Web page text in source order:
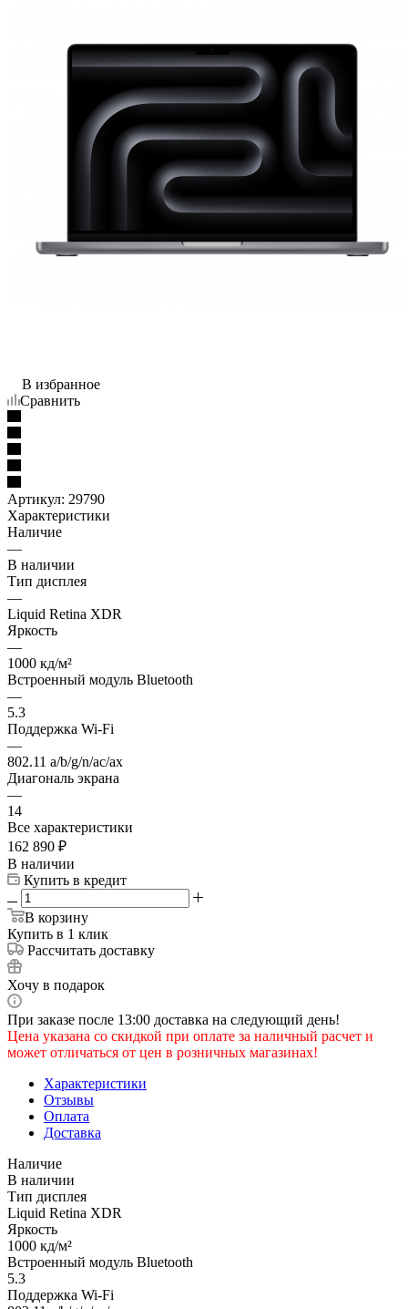
В избранное
Сравнить
Артикул: 29790
Характеристики
Наличие
—
В наличии
Тип дисплея
—
Liquid Retina XDR
Яркость
—
1000 кд/м²
Встроенный модуль Bluetooth
—
5.3
Поддержка Wi-Fi
—
802.11 a/b/g/n/ac/ax
Диагональ экрана
—
14
Все характеристики
162 890 ₽
В наличии
Купить в кредит
В корзину
Купить в 1 клик
Рассчитать доставку
Хочу в подарок
При заказе после 13:00 доставка на следующий день!
Цена указана со скидкой при оплате за наличный расчет и
может отличаться от цен в розничных магазинах!
Характеристики
Отзывы
Оплата
Доставка
Наличие
В наличии
Тип дисплея
Liquid Retina XDR
Яркость
1000 кд/м²
Встроенный модуль Bluetooth
5.3
Поддержка Wi-Fi